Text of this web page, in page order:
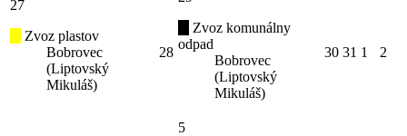
27
Zvoz plastov
Bobrovec
(Liptovský
Mikuláš)
28
Zvoz komunálny
odpad
Bobrovec
(Liptovský
Mikuláš)
30 31 1 2
5